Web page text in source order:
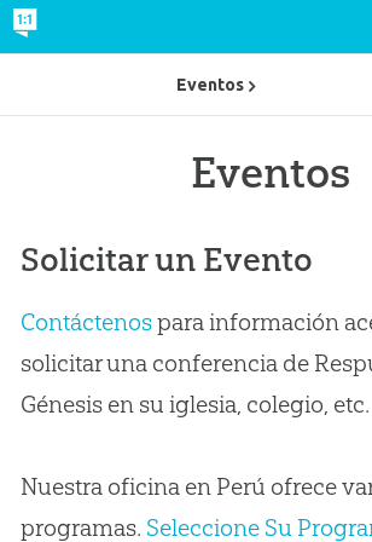
Eventos
Solicitar un Evento
Contáctenospara información
solicitar una conferencia de
Génesis en su iglesia, colegio, etc.
Nuestra oficina en Perú ofrece
programas. Seleccione Su
Eventos